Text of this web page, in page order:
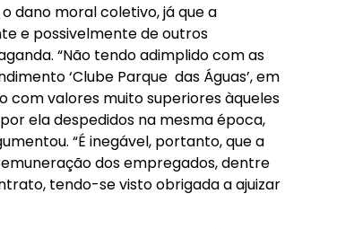
dano moral coletivo, já que a
e possivelmente de outros
“Não tendo adimplido com as
‘Clube Parque das Águas’, em
com valores muito superiores àqueles
ela despedidos na mesma época,
“É inegável, portanto, que a
dos empregados, dentre
tendo-se visto obrigada a ajuizar